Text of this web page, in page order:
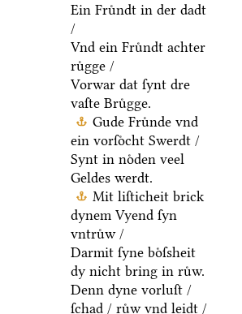
Ein Fruͤndt in der dadt
/
Vnd ein Fruͤndt achter
ruͤgge /
Vorwar dat ſynt dre
vaſte Bruͤgge.
Gude Fruͤnde vnd
ein vorſoͤcht Swerdt /
Synt in noͤden veel
Geldes werdt.
Mit liſticheit brick
dynem Vyend ſyn
vntruͤw /
Darmit ſyne boͤſsheit
dy nicht bring in ruͤw.
Denn dyne vorluſt /
ſchad / ruͤw vnd leidt /